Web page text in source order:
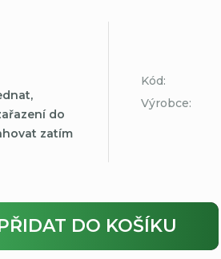
do
zatím
Kód:
Výrobce:
DO KOŠÍKU